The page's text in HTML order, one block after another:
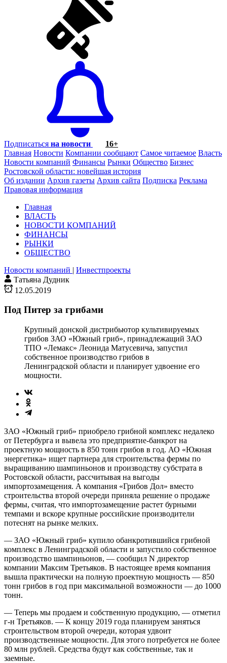
Подписаться на новости
16+
Главная Новости Компании сообщают Самое читаемое Власть
Новости компаний Финансы Рынки Общество Бизнес
Ростовской области: новейшая история
Об издании Архив газеты Архив сайта Подписка Реклама
Правовая информация
Главная
ВЛАСТЬ
НОВОСТИ КОМПАНИЙ
ФИНАНСЫ
РЫНКИ
ОБЩЕСТВО
Новости компаний | Инвестпроекты
Татьяна Дудник
12.05.2019
Под Питер за грибами
Крупный донской дистрибьютор культивируемых
грибов ЗАО «Южный гриб», принадлежащий ЗАО
ТПО «Лемакс» Леонида Матусевича, запустил
собственное производство грибов в
Ленинградской области и планирует удвоение его
мощности.
ЗАО «Южный гриб» приобрело грибной комплекс недалеко
от Петербурга и вывела это предприятие-банкрот на
проектную мощность в 850 тонн грибов в год. АО «Южная
энергетика» ищет партнера для строительства фермы по
выращиванию шампиньонов и производству субстрата в
Ростовской области, рассчитывая на выгоды
импортозамещения. А компания «Грибов Дол» вместо
строительства второй очереди приняла решение о продаже
фермы, считая, что импортозамещение растет бурными
темпами и вскоре крупные российские производители
потеснят на рынке мелких.
— ЗАО «Южный гриб» купило обанкротившийся грибной
комплекс в Ленинградской области и запустило собственное
производство шампиньонов, — сообщил N директор
компании Максим Третьяков. В настоящее время компания
вышла практически на полную проектную мощность — 850
тонн грибов в год при максимальной возможности — до 1000
тонн.
— Теперь мы продаем и собственную продукцию, — отметил
г-н Третьяков. — К концу 2019 года планируем заняться
строительством второй очереди, которая удвоит
производственные мощности. Для этого потребуется не более
80 млн рублей. Средства будут как собственные, так и
заемные.